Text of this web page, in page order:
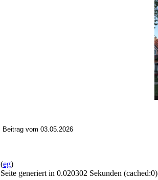
Beitrag vom 03.05.2026
(eg)
Seite generiert in 0.020302 Sekunden (cached:0)